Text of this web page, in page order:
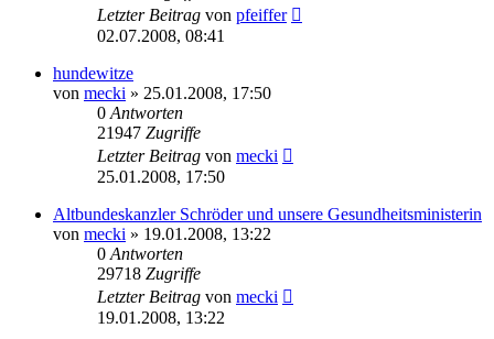
Letzter Beitrag von pfeiffer
02.07.2008, 08:41
hundewitze
von mecki » 25.01.2008, 17:50
0 Antworten
21947 Zugriffe
Letzter Beitrag von mecki
25.01.2008, 17:50
Altbundeskanzler Schröder und unsere Gesundheitsministerin
von mecki » 19.01.2008, 13:22
0 Antworten
29718 Zugriffe
Letzter Beitrag von mecki
19.01.2008, 13:22